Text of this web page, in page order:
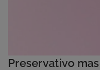
Preservativo